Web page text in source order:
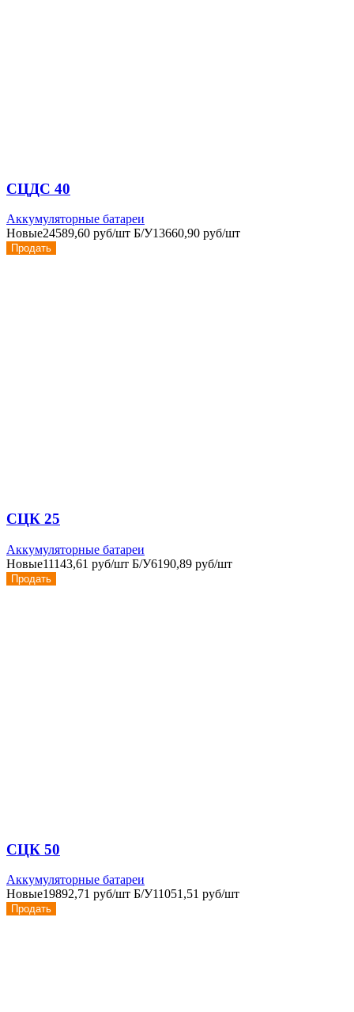
СЦДС 40
Аккумуляторные батареи
Новые24589,60 руб/шт Б/У13660,90 руб/шт
Продать
СЦК 25
Аккумуляторные батареи
Новые11143,61 руб/шт Б/У6190,89 руб/шт
Продать
СЦК 50
Аккумуляторные батареи
Новые19892,71 руб/шт Б/У11051,51 руб/шт
Продать